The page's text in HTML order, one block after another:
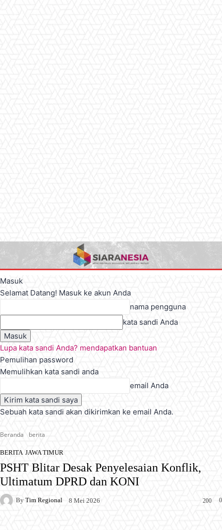
Masuk
Selamat Datang! Masuk ke akun Anda
nama pengguna
kata sandi Anda
Lupa kata sandi Anda? mendapatkan bantuan
Pemulihan password
Memulihkan kata sandi anda
email Anda
Sebuah kata sandi akan dikirimkan ke email Anda.
Beranda berita
BERITA JAWA TIMUR
PSHT Blitar Desak Penyelesaian Konflik,
Ultimatum DPRD dan KONI
By Tim Regional 8 Mei 2026 0
200